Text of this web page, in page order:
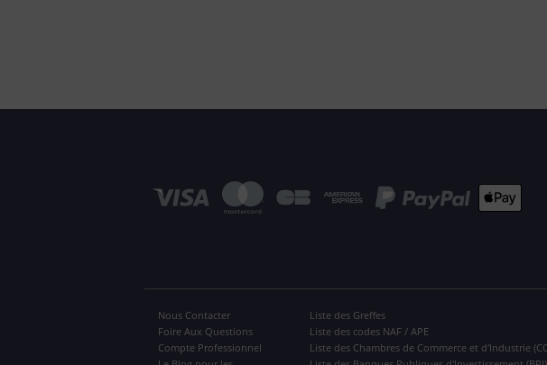
Nous Contacter
Foire Aux Questions
Compte Professionnel
Liste des Greffes
Liste des codes NAF / APE
Liste des Chambres de Commerce et d'Industrie